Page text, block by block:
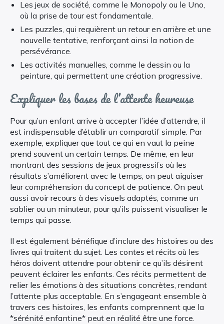
Les jeux de société, comme le Monopoly ou le Uno,
où la prise de tour est fondamentale.
Les puzzles, qui requièrent un retour en arrière et une
nouvelle tentative, renforçant ainsi la notion de
persévérance.
Les activités manuelles, comme le dessin ou la
peinture, qui permettent une création progressive.
Expliquer les bases de l’attente heureuse
Pour qu’un enfant arrive à accepter l’idée d’attendre, il
est indispensable d’établir un comparatif simple. Par
exemple, expliquer que tout ce qui en vaut la peine
prend souvent un certain temps. De même, en leur
montrant des sessions de jeux progressifs où les
résultats s’améliorent avec le temps, on peut aiguiser
leur compréhension du concept de patience. On peut
aussi avoir recours à des visuels adaptés, comme un
sablier ou un minuteur, pour qu’ils puissent visualiser le
temps qui passe.
Il est également bénéfique d’inclure des histoires ou des
livres qui traitent du sujet. Les contes et récits où les
héros doivent attendre pour obtenir ce qu’ils désirent
peuvent éclairer les enfants. Ces récits permettent de
relier les émotions à des situations concrètes, rendant
l’attente plus acceptable. En s’engageant ensemble à
travers ces histoires, les enfants comprennent que la
*sérénité enfantine* peut en réalité être une force.